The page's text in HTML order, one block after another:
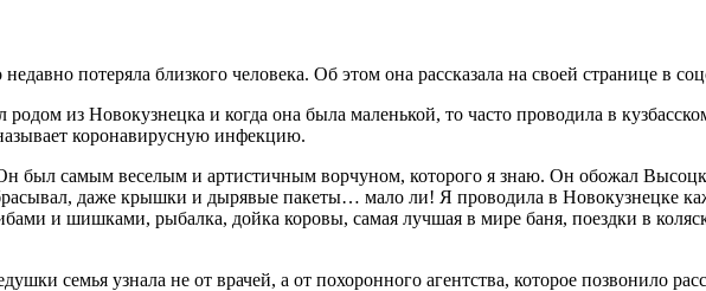
недавно потеряла близкого человека. Об этом она рассказала на своей странице в
родом из Новокузнецка и когда она была маленькой, то часто проводила в
коронавирусную инфекцию.
был самым веселым и артистичным ворчуном, которого я знаю. Он обожал
даже крышки и дырявые пакеты… мало ли! Я проводила в Новокузнецке
и шишками, рыбалка, дойка коровы, самая лучшая в мире баня, поездки в
семья узнала не от врачей, а от похоронного агентства, которое позвонило